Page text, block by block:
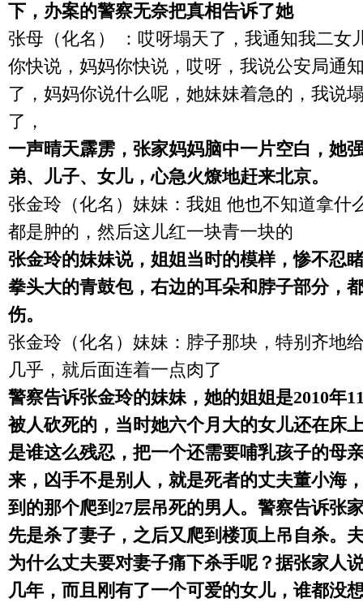
下，办案的警察无奈把真相告诉了她
张母（化名） ：哎呀塌天了，我通知我二女
你快说，妈妈你快说，哎呀，我说公安局通
了，妈妈你说什么呢，她妹妹着急的，我说
了，
一声晴天霹雳，张家妈妈脑中一片空白，她
弟、儿子、女儿，心急火燎地赶来北京。
张金玲（化名）妹妹：我姐 他也不知道拿什
都是肿的，然后这儿红一块青一块的
张金玲的妹妹说，姐姐当时的模样，惨不忍
拳头大的青鼓包，右边的耳朵和脖子部分，
伤。
张金玲（化名）妹妹：脖子那块，特别齐地
几乎，就后面连着一点肉了
警察告诉张金玲的妹妹，她的姐姐是2010年
被人砍死的，当时她六个月大的女儿还在床
是谁这么残忍，把一个还需要哺乳孩子的母
来，凶手不是别人，就是死者的丈夫董小海
到的那个爬到 27层吊死的男人。警察告诉张
先是杀了妻子，之后又爬到楼顶上吊自杀。
为什么丈夫要对妻子痛下杀手呢？据张家人
几年，而且刚有了一个可爱的女儿，谁都没